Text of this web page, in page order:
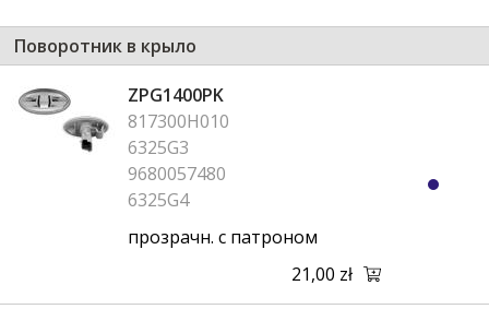
Поворотник в крыло
ZPG1400PK
817300H010
6325G3
9680057480
6325G4
прозрачн. с патроном
21,00 zł